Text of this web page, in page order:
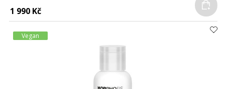
1 990 Kč
Vegan